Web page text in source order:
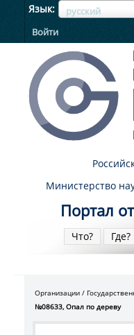
Язык русский
ЯзыкЯзык
Войти
Министерство
Портал
Что? Где?
Организации
№08633, Опал по дереву